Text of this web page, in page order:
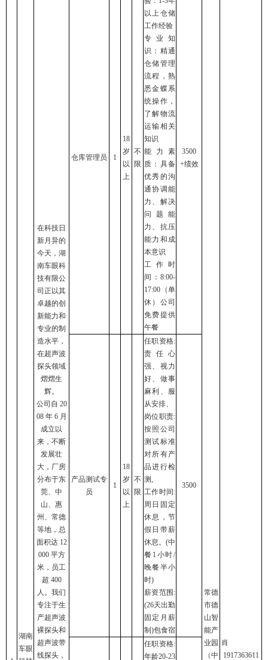
湖南
车眼
在科技日
新月异的
今天，湖
南车眼科
技有限公
司正以其
卓越的创
新能力和
专业的制
造水平，
在超声波
探头领域
熠熠生
辉。
公司自 20
08 年 6 月
成立以
来，不断
发展壮
大，厂房
分布于东
莞、中
山、惠
州、常德
等地，总
面积达 12
000 平方
米，员工
超 400
人。我们
专注于生
产超声波
裸探头和
超声波带
线探头，
常德
市德
山智
能产
业园
（中
肖
1917363611
仓库管理员 1
18
岁
以
上
不
限
以上仓储
工作经验
专业知
识：精通
仓储管理
流程，熟
悉金蝶系
统操作，
了解物流
运输相关
知识
能力素
质：具备
优秀的沟
通协调能
力、解决
问题能
力、抗压
能力和成
本意识
工作时
间：8:00-
17:00（单
休）公司
免费提供
午餐
3500
+绩效
产品测试专
员
1
18
岁
以
上
不
限
任职资格:
责任心
强、视力
好、做事
麻利、服
从安排、
岗位职责:
按照公司
测试标准
对所有产
品进行检
测,
工作时间:
周日固定
休息，节
假日带薪
休息。(中
餐1小时/
晚餐半小
时)
薪资范围:
(26天出勤
固定月薪
制)包食宿
3500
任职资格:
年龄20-23